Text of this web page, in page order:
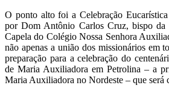
O ponto alto foi a Celebração
por Dom Antônio Carlos Cruz, bispo da
Capela do Colégio Nossa Senhora
não apenas a união dos missionários em
preparação para a celebração do
de Maria Auxiliadora em Petrolina – a
Maria Auxiliadora no Nordeste – que será